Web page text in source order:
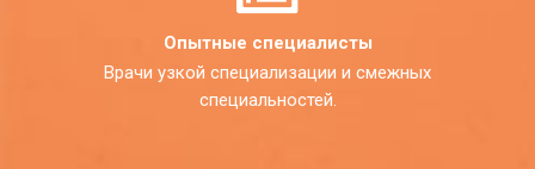
Опытные специалисты
Врачи узкой специализации и смежных
специальностей.